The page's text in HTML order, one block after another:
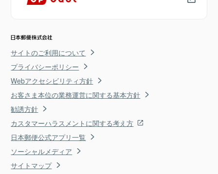
サイトのご利用について
プライバシーポリシー
Webアクセシビリティ方針
お客さま本位の業務運営に関する基本方針
勧誘方針
カスタマーハラスメントに関する考え方
日本郵便公式アプリ一覧
ソーシャルメディア
サイトマップ